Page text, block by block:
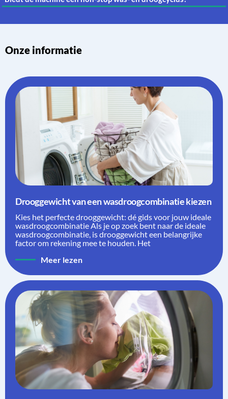
Onze informatie
Drooggewicht van een wasdroogcombinatie kiezen
Kies het perfecte drooggewicht: dé gids voor jouw ideale
wasdroogcombinatie Als je op zoek bent naar de ideale
wasdroogcombinatie, is drooggewicht een belangrijke
factor om rekening mee te houden. Het
Meer lezen